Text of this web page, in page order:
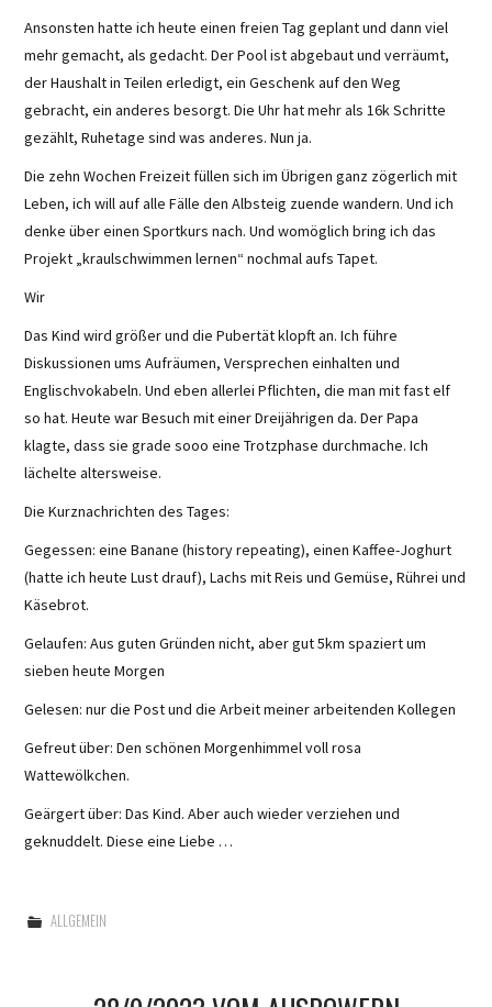
Ansonsten hatte ich heute einen freien Tag geplant und dann viel
mehr gemacht, als gedacht. Der Pool ist abgebaut und verräumt,
der Haushalt in Teilen erledigt, ein Geschenk auf den Weg
gebracht, ein anderes besorgt. Die Uhr hat mehr als 16k Schritte
gezählt, Ruhetage sind was anderes. Nun ja.
Die zehn Wochen Freizeit füllen sich im Übrigen ganz zögerlich mit
Leben, ich will auf alle Fälle den Albsteig zuende wandern. Und ich
denke über einen Sportkurs nach. Und womöglich bring ich das
Projekt „kraulschwimmen lernen“ nochmal aufs Tapet.
Wir
Das Kind wird größer und die Pubertät klopft an. Ich führe
Diskussionen ums Aufräumen, Versprechen einhalten und
Englischvokabeln. Und eben allerlei Pflichten, die man mit fast elf
so hat. Heute war Besuch mit einer Dreijährigen da. Der Papa
klagte, dass sie grade sooo eine Trotzphase durchmache. Ich
lächelte altersweise.
Die Kurznachrichten des Tages:
Gegessen: eine Banane (history repeating), einen Kaffee-Joghurt
(hatte ich heute Lust drauf), Lachs mit Reis und Gemüse, Rührei und
Käsebrot.
Gelaufen: Aus guten Gründen nicht, aber gut 5km spaziert um
sieben heute Morgen
Gelesen: nur die Post und die Arbeit meiner arbeitenden Kollegen
Gefreut über: Den schönen Morgenhimmel voll rosa
Wattewölkchen.
Geärgert über: Das Kind. Aber auch wieder verziehen und
geknuddelt. Diese eine Liebe …
ALLGEMEIN